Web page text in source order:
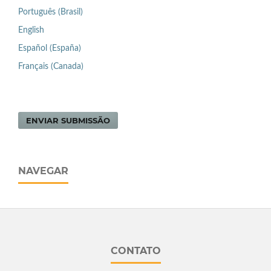
Português (Brasil)
English
Español (España)
Français (Canada)
ENVIAR SUBMISSÃO
NAVEGAR
CONTATO